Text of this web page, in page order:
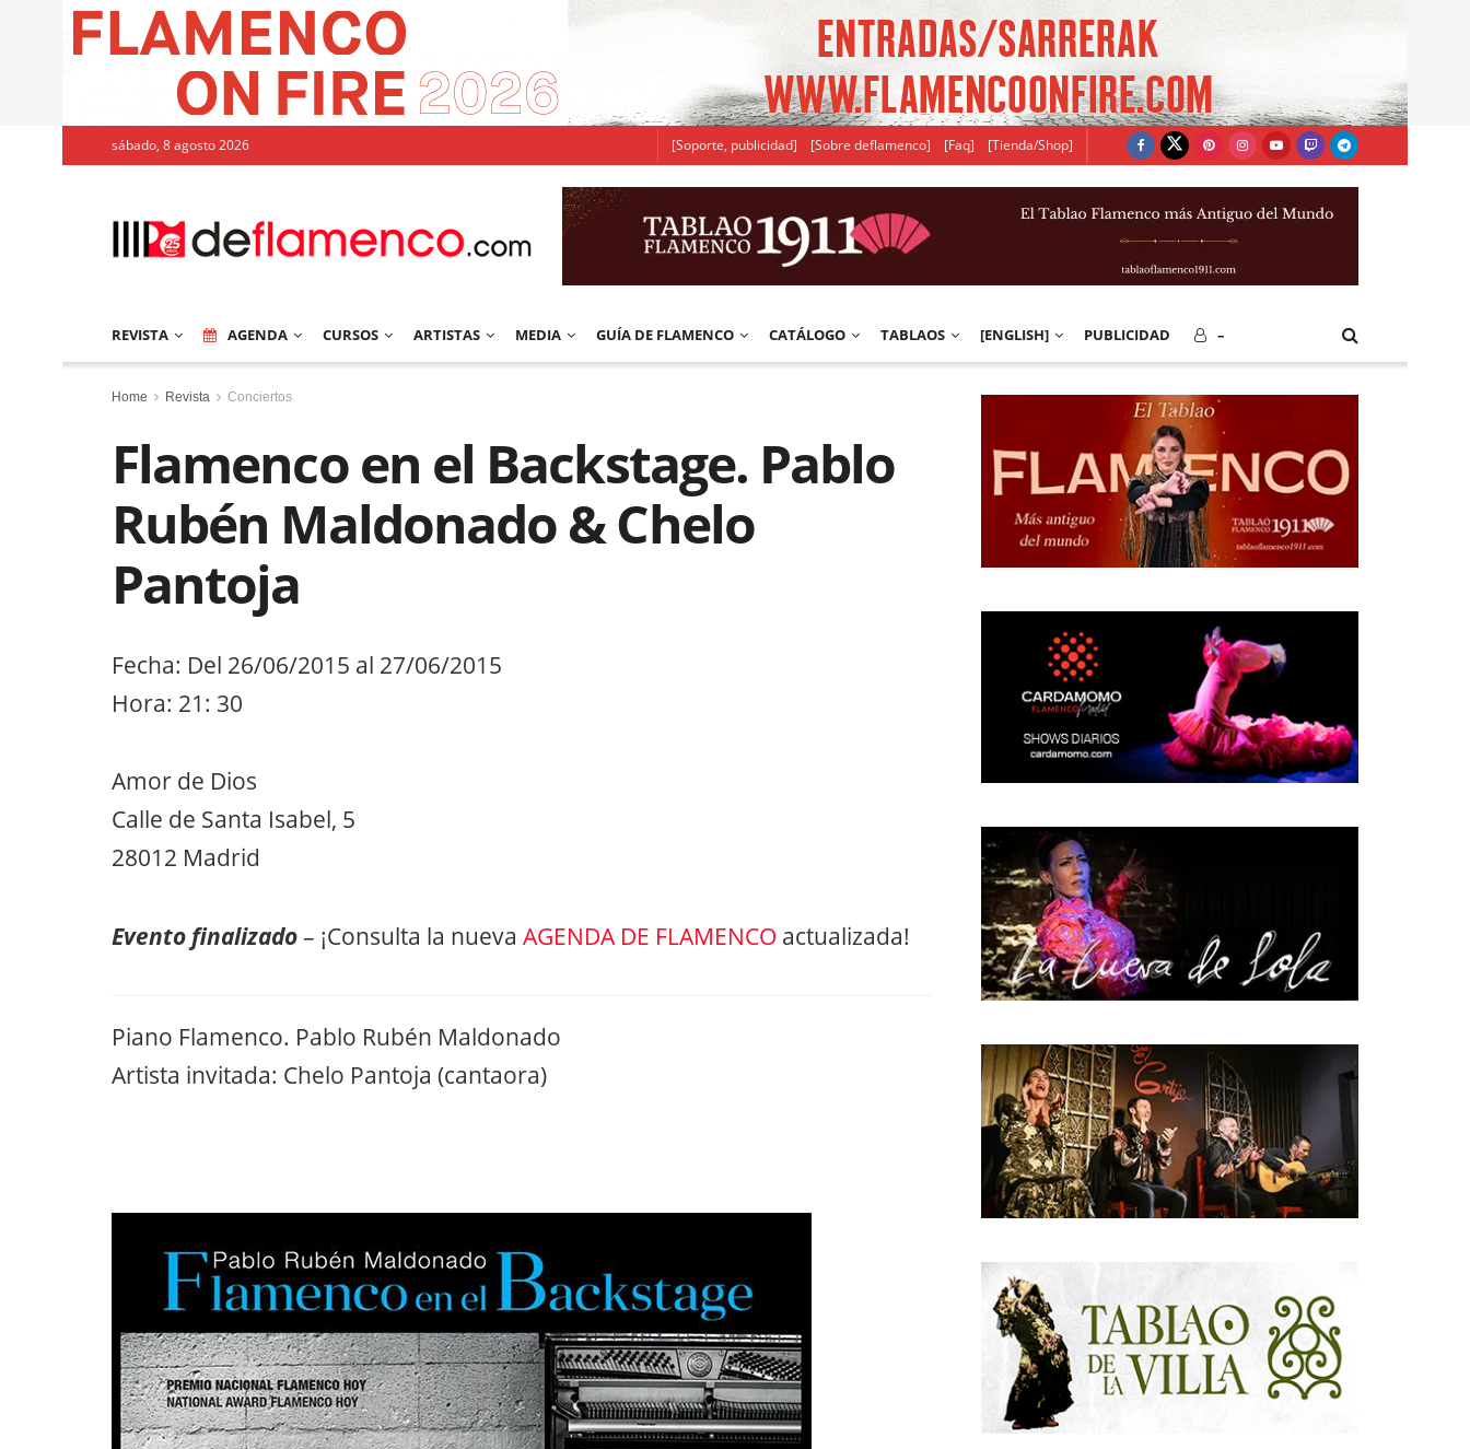
sábado, 8 agosto 2026 [Soporte, publicidad] [Sobre deflamenco] [Faq] [Tienda/Shop]
REVISTA AGENDA CURSOS ARTISTAS MEDIA GUÍA DE FLAMENCO CATÁLOGO TABLAOS [ENGLISH] PUBLICIDAD –
Home Revista Conciertos
Flamenco en el Backstage. Pablo
Rubén Maldonado & Chelo
Pantoja
Fecha: Del 26/06/2015 al 27/06/2015
Hora: 21: 30
Amor de Dios
Calle de Santa Isabel, 5
28012 Madrid
Evento finalizado– ¡Consulta la nueva AGENDA DE FLAMENCO actualizada!
Piano Flamenco. Pablo Rubén Maldonado
Artista invitada: Chelo Pantoja (cantaora)